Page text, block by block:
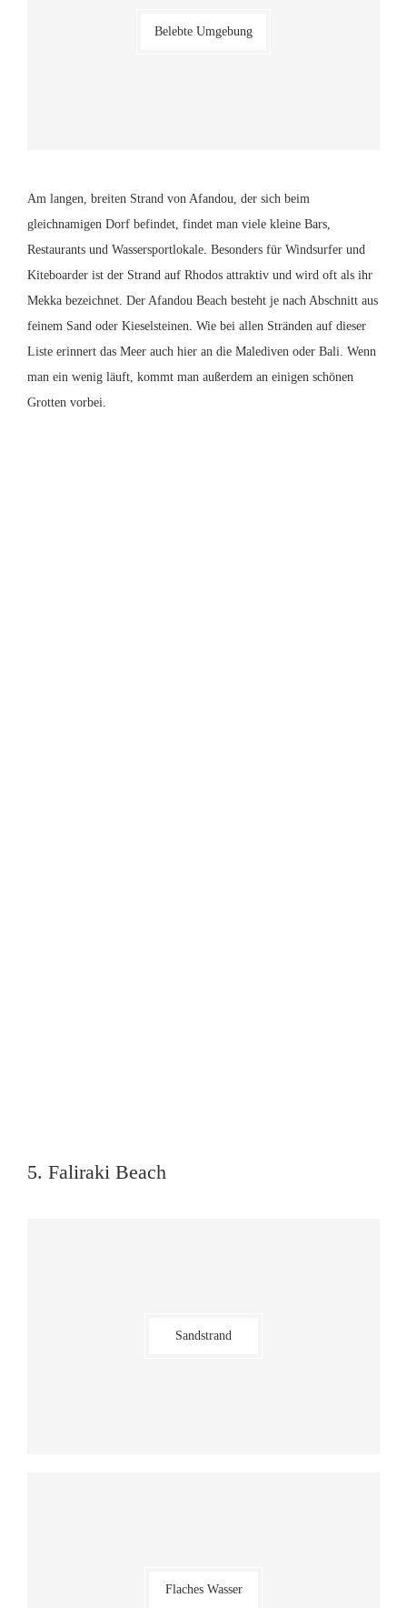
Belebte Umgebung
Am langen, breiten Strand von Afandou, der sich beim
gleichnamigen Dorf befindet, findet man viele kleine Bars,
Restaurants und Wassersportlokale. Besonders für Windsurfer und
Kiteboarder ist der Strand auf Rhodos attraktiv und wird oft als ihr
Mekka bezeichnet. Der Afandou Beach besteht je nach Abschnitt aus
feinem Sand oder Kieselsteinen. Wie bei allen Stränden auf dieser
Liste erinnert das Meer auch hier an die Malediven oder Bali. Wenn
man ein wenig läuft, kommt man außerdem an einigen schönen
Grotten vorbei.
5. Faliraki Beach
Sandstrand
Flaches Wasser